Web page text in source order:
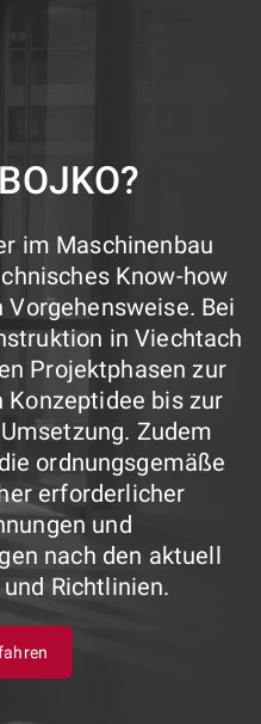
im Maschinenbau
Know-how
Bei
in Viechtach
Projektphasen zur
bis zur
Zudem
ordnungsgemäße
erforderlicher
und
nach den aktuell
Richtlinien.